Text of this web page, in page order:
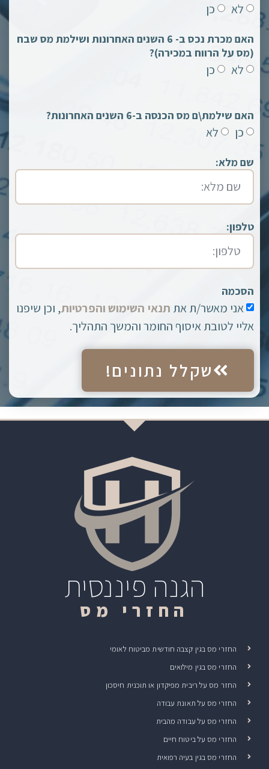
לא כן
האם מכרת נכס ב- 6 השנים האחרונות ושילמת מס שבח
(מס על הרווח במכירה)?
לא כן
האם שילמת\ם מס הכנסה ב-6 השנים האחרונות?
כן לא
שם מלא:
טלפון:
הסכמה
אני מאשר/ת את תנאי השימוש והפרטיות, וכן שיפנו
אליי לטובת איסוף החומר והמשך התהליך.
שקלל נתונים!
הגנה פיננסית
החזרי מס
החזרי מס בגין קצבה חודשית מביטוח לאומי
החזרי מס בגין מילואים
החזר מס על ריבית מפיקדון או תוכנית חיסכון
החזרי מס על תאונת עבודה
החזרי מס על עבודה מהבית
החזרי מס על ביטוח חיים
החזרי מס בגין בעיה רפואית